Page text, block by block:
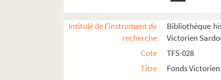
Intitulé de l'instrument de
recherche
Bibliothèque
Victorien
Cote
TFS-028
Titre
Fonds
Oeuvre